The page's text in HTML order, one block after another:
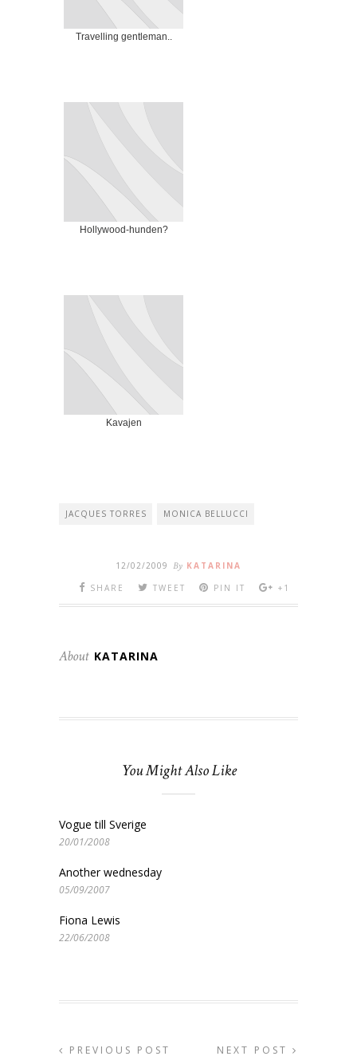
Travelling gentleman..
Hollywood-hunden?
Kavajen
JACQUES TORRES MONICA BELLUCCI
12/02/2009 By KATARINA
SHARE
TWEET PIN IT +1
About KATARINA
You Might Also Like
Vogue till Sverige
20/01/2008
Another wednesday
05/09/2007
Fiona Lewis
22/06/2008
PREVIOUS POST NEXT POST